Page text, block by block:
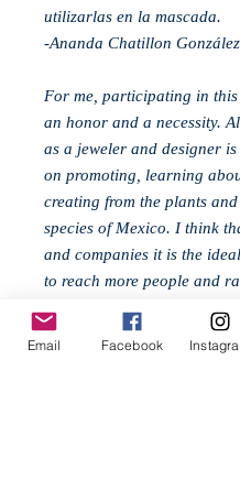
utilizarlas en la mascada.
-Ananda Chatillon González
For me, participating in this
an honor and a necessity.
as a jeweler and designer is
on promoting, learning
creating from the plants
species of Mexico. I think
and companies it is the
to reach more people and
exist in our country.
Email Facebook